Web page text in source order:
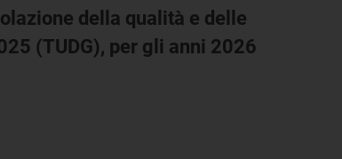
della qualità e delle
(TUDG), per gli anni 2026